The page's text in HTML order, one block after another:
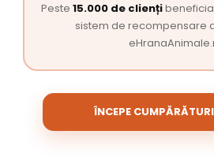
Peste 15.000 de clienți
sistem de recompensare
ÎNCEPE